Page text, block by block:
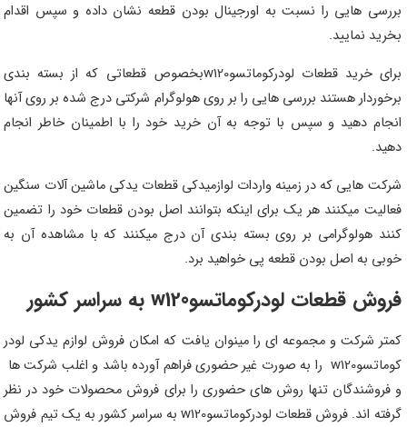
بررسی هایی را نسبت به اورجینال بودن قطعه نشان داده و سپس اقدام
بخرید نمایید.
برای خرید قطعات لودرکوماتسوw120بخصوص قطعاتی که از بسته بندی
برخوردار هستند بررسی هایی را بر روی هولوگرام شرکتی درج شده بر روی آنها
انجام دهید و سپس با توجه به آن خرید خود را با اطمینان خاطر انجام
دهید.
شرکت هایی که در زمینه واردات لوازمیدکی قطعات یدکی ماشین آلات سنگین
فعالیت میکنند هر یک برای اینکه بتوانند اصل بودن قطعات خود را تضمین
کنند هولوگرامی بر روی بسته بندی آن درج میکنند که با مشاهده آن به
خوبی به اصل بودن قطعه پی خواهید برد.
فروش قطعات لودرکوماتسوw120 به سراسر کشور
کمتر شرکت و مجموعه ای را مینوان یافت که امکان فروش لوازم یدکی لودر
کوماتسوw120 را به صورت غیر حضوری فراهم آورده باشد و اغلب شرکت ها
و فروشندگان تنها روش های حضوری را برای فروش محصولات خود در نظر
گرفته اند. فروش قطعات لودرکوماتسوw120 به سراسر کشور به یک تیم فروش